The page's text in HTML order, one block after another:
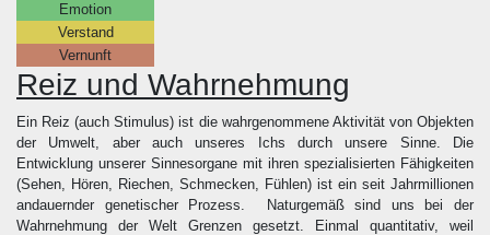
Emotion
Verstand
Vernunft
Reiz und Wahrnehmung
Ein Reiz (auch Stimulus) ist die wahrgenommene Aktivität von Objekten
der Umwelt, aber auch unseres Ichs durch unsere Sinne. Die
Entwicklung unserer Sinnesorgane mit ihren spezialisierten Fähigkeiten
(Sehen, Hören, Riechen, Schmecken, Fühlen) ist ein seit Jahrmillionen
andauernder genetischer Prozess. Naturgemäß sind uns bei der
Wahrnehmung der Welt Grenzen gesetzt. Einmal quantitativ, weil